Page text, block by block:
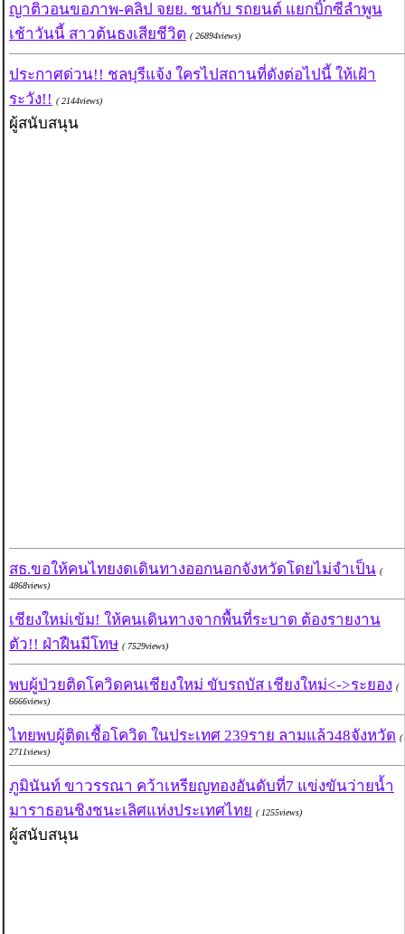
ญาติวอนขอภาพ-คลิป จยย. ชนกับ รถยนต์ แยกบิ๊กซีลำพูน
เช้าวันนี้ สาวต้นธงเสียชีวิต ( 26894views)
ประกาศด่วน!! ชลบุรีแจ้ง ใครไปสถานที่ดังต่อไปนี้ ให้เฝ้า
ระวัง!! ( 2144views)
ผู้สนับสนุน
สธ.ขอให้คนไทยงดเดินทางออกนอกจังหวัดโดยไม่จำเป็น (
4868views)
เชียงใหม่เข้ม! ให้คนเดินทางจากพื้นที่ระบาด ต้องรายงาน
ตัว!! ฝ่าฝืนมีโทษ ( 7529views)
พบผู้ป่วยติดโควิดคนเชียงใหม่ ขับรถบัส เชียงใหม่<->ระยอง (
6666views)
ไทยพบผู้ติดเชื้อโควิด ในประเทศ 239ราย ลามแล้ว48จังหวัด (
2711views)
ภูมินันท์ ขาวรรณา คว้าเหรียญทองอันดับที่7 แข่งขันว่ายน้ำ
มาราธอนชิงชนะเลิศแห่งประเทศไทย ( 1255views)
ผู้สนับสนุน